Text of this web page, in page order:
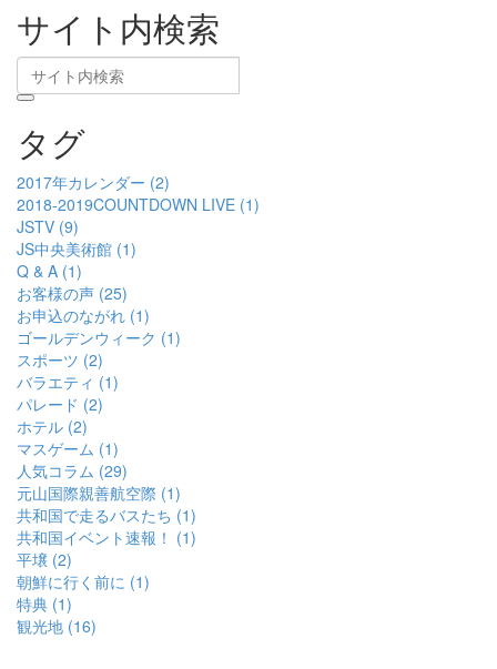
サイト内検索
タグ
2017年カレンダー (2)
2018-2019COUNTDOWN LIVE (1)
JSTV (9)
JS中央美術館 (1)
Q & A (1)
お客様の声 (25)
お申込のながれ (1)
ゴールデンウィーク (1)
スポーツ (2)
バラエティ (1)
パレード (2)
ホテル (2)
マスゲーム (1)
人気コラム (29)
元山国際親善航空際 (1)
共和国で走るバスたち (1)
共和国イベント速報！ (1)
平壌 (2)
朝鮮に行く前に (1)
特典 (1)
観光地 (16)